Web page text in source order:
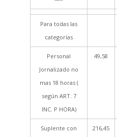
Para todas las
categorías
Personal
Jornalizado no
mas 18 horas (
según ART. 7
INC. P HORA)
49,58
Suplente con
216,45